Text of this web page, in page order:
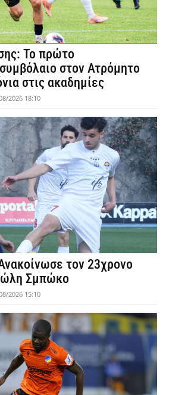
Το πρώτο
στον Ατρόμητο
στις ακαδημίες
2026 18:10
τον 23χρονο
Σμπώκο
2026 15:10